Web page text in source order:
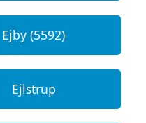
Ejby (5592)
Ejlstrup